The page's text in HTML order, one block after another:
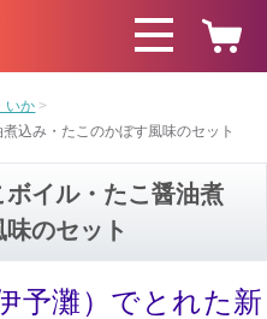
いか
込み・たこのかぼす風味のセット
イル・たこ醤油煮
のセット
予灘）でとれた新